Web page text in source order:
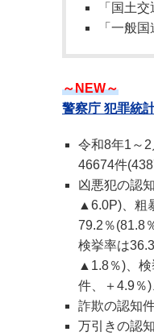
「国土
「一般
～NEW～
警察庁 犯罪統
令和8年1～
46674件
凶悪犯の認
▲6.0P)、粗
79.2％(81.8
検挙率は
▲1.8％)、検
件、＋4.9％
詐欺の認知
万引きの認